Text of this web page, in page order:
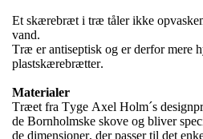
Et skærebræt i træ tåler ikke
vand.
Træ er antiseptisk og er derfor mere
plastskærebrætter.
Materialer
Træet fra Tyge Axel Holm´s
de Bornholmske skove og bliver
de dimensioner, der passer til det